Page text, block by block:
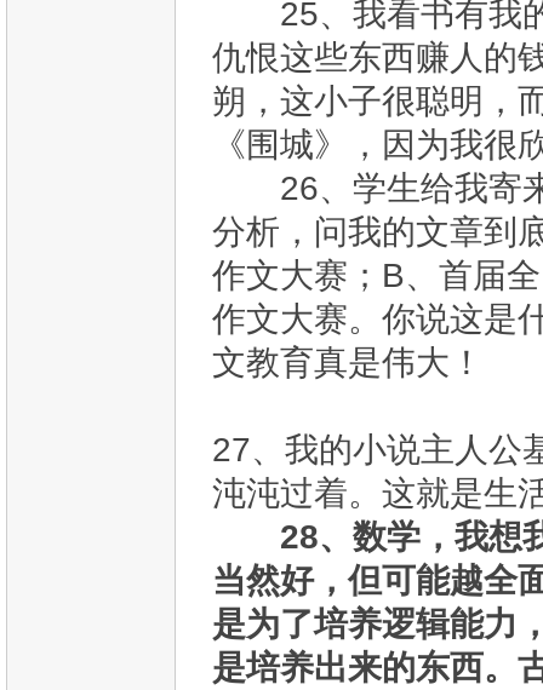
25、我看书有我的
仇恨这些东西赚人的
朔，这小子很聪明，
《围城》，因为我
26、学生给我寄来
分析，问我的文章到
作文大赛；B、首届
作文大赛。你说这是
文教育真是伟大！
27、我的小说主人公
沌沌过着。这就是生
28、数学，我想
当然好，但可能越全
是为了培养逻辑能力
是培养出来的东西。